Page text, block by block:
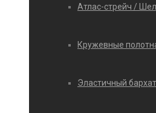
Атлас-стрейч /
Кружевные
Эластичный бархат